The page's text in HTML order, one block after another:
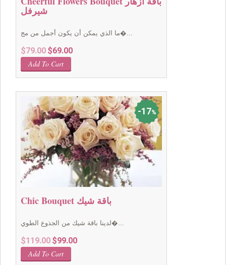
شيرفل
ما الذي يمكن أن يكون أجمل من مج�...
$79.00 Original
price
was:
$69.00Current
Add To Cart
17%
Chic Bouquet باقة شيك
لدينا باقة شيك من الجذوع الطوي�...
$119.00 Original
price
was:
$99.00Current
Add To Cart